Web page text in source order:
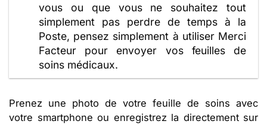
vous ou que vous ne souhaitez tout
simplement pas perdre de temps à la
Poste, pensez simplement à utiliser Merci
Facteur pour envoyer vos feuilles de
soins médicaux.
Prenez une photo de votre feuille de soins avec
votre smartphone ou enregistrez la directement sur